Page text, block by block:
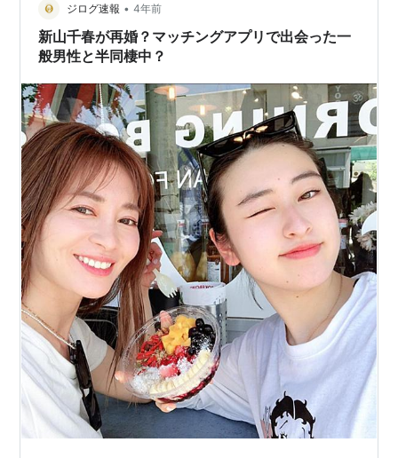
今日は新山千春さんのマッチングアプリの話がデマなの
か？そしてステマなの…
ジログ速報 • 4年前
新山千春が再婚？マッチングアプリで出会った一
般男性と半同棲中？